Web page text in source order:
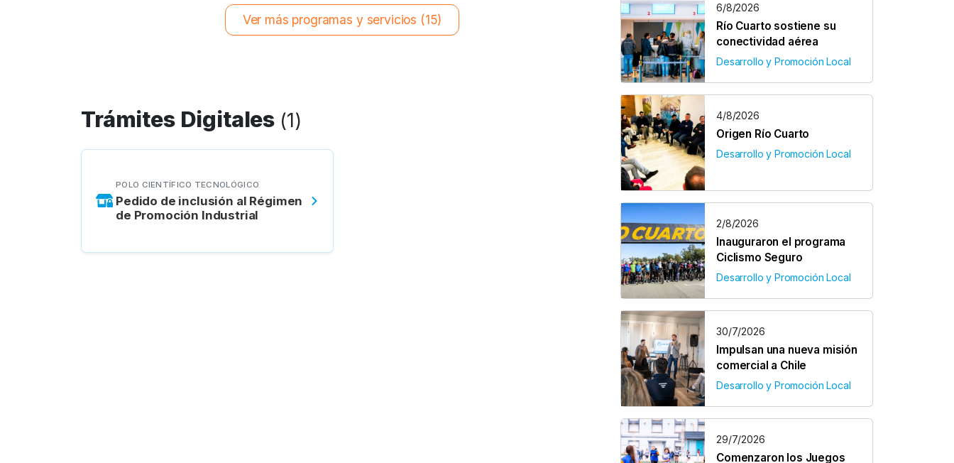
Ver más programas y servicios (15)
Trámites Digitales (1)
POLO CIENTÍFICO TECNOLÓGICO
Pedido de inclusión al Régimen
de Promoción Industrial
6/8/2026
Río Cuarto sostiene su
conectividad aérea
Desarrollo y Promoción Local
4/8/2026
Origen Río Cuarto
Desarrollo y Promoción Local
2/8/2026
Inauguraron el programa
Ciclismo Seguro
Desarrollo y Promoción Local
30/7/2026
Impulsan una nueva misión
comercial a Chile
Desarrollo y Promoción Local
29/7/2026
Comenzaron los Juegos